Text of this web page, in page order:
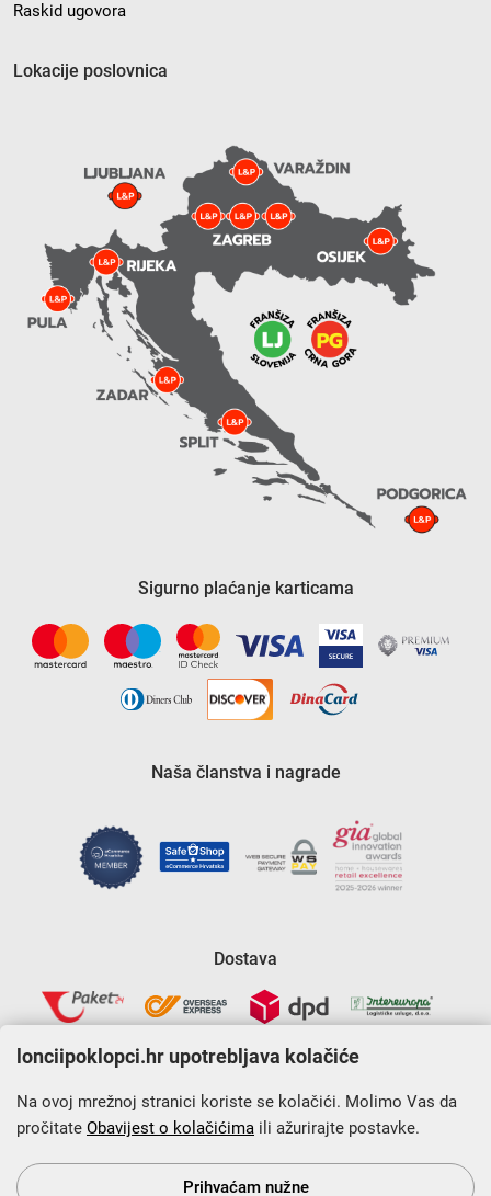
Raskid ugovora
Lokacije poslovnica
Sigurno plaćanje karticama
Naša članstva i nagrade
Dostava
Krajnji primatelj financijskog instrumenta sufinanciranog iz
Europskog fonda za regionalni razvoj u sklopu Operativnog
programa „Konkurentnost i kohezija”.
lonciipoklopci.hr upotrebljava kolačiće
Na ovoj mrežnoj stranici koriste se kolačići. Molimo Vas da
pročitate Obavijest o kolačićima ili ažurirajte postavke.
Prihvaćam nužne